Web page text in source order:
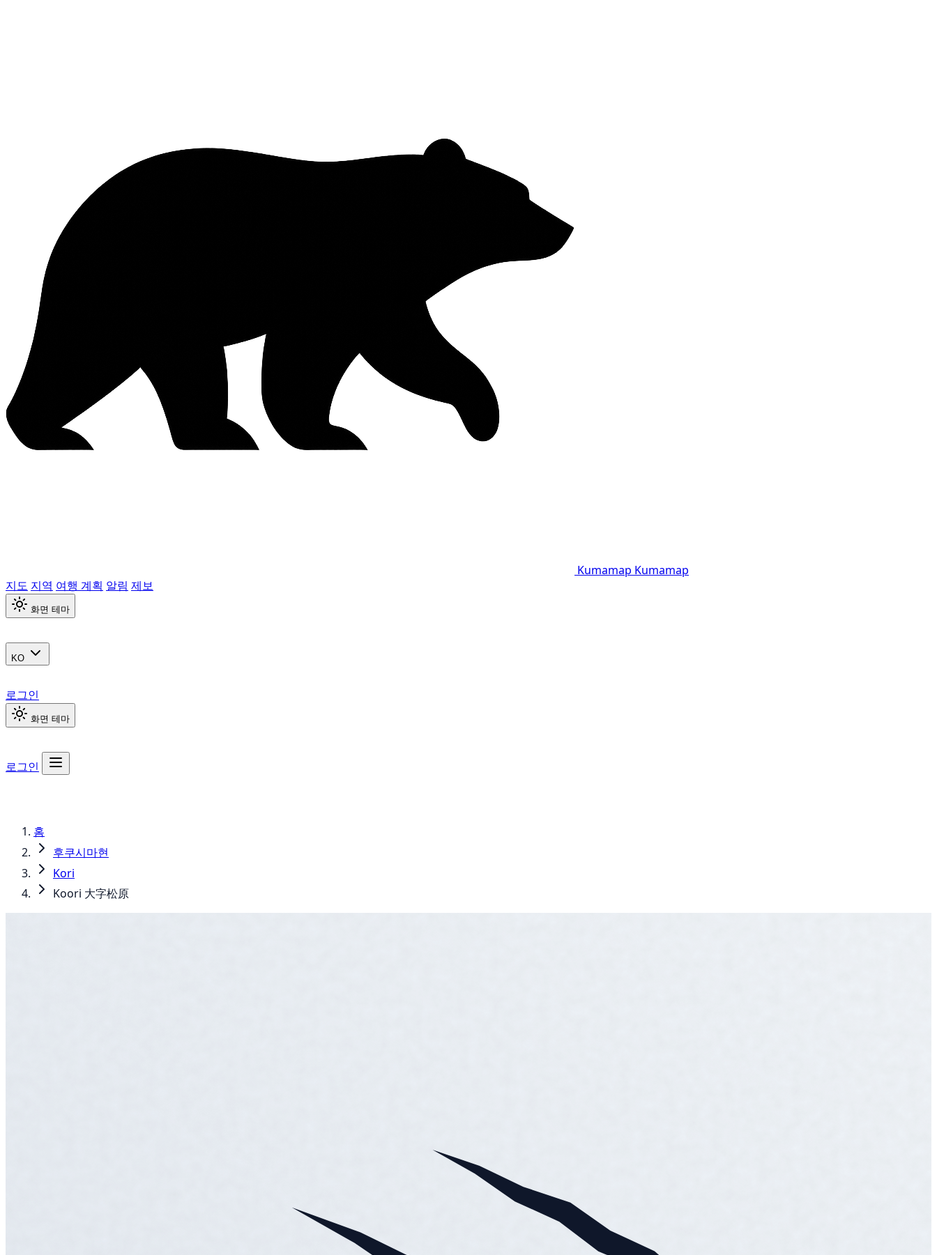
Kumamap Kumamap
지도 지역 여행 계획 알림 제보
화면 테마
KO
로그인
화면 테마
로그인
홈
후쿠시마현
Kori
Koori 大字松原